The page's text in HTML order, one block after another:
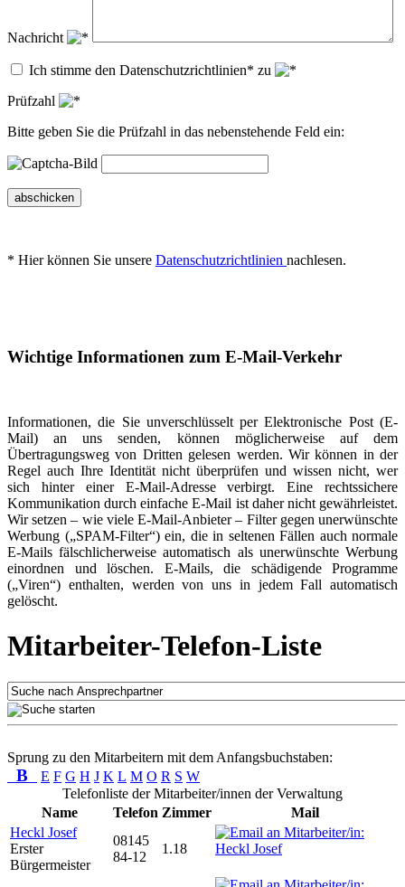
Nachricht
Ich stimme den Datenschutzrichtlinien* zu
Prüfzahl
Bitte geben Sie die Prüfzahl in das nebenstehende Feld ein:
abschicken
* Hier können Sie unsere Datenschutzrichtlinien nachlesen.
Wichtige Informationen zum E-Mail-Verkehr
Informationen, die Sie unverschlüsselt per Elektronische Post (E-
Mail) an uns senden, können möglicherweise auf dem
Übertragungsweg von Dritten gelesen werden. Wir können in der
Regel auch Ihre Identität nicht überprüfen und wissen nicht, wer
sich hinter einer E-Mail-Adresse verbirgt. Eine rechtssichere
Kommunikation durch einfache E-Mail ist daher nicht gewährleistet.
Wir setzen – wie viele E-Mail-Anbieter – Filter gegen unerwünschte
Werbung („SPAM-Filter“) ein, die in seltenen Fällen auch normale
E-Mails fälschlicherweise automatisch als unerwünschte Werbung
einordnen und löschen. E-Mails, die schädigende Programme
(„Viren“) enthalten, werden von uns in jedem Fall automatisch
gelöscht.
Mitarbeiter-Telefon-Liste
Sprung zu den Mitarbeitern mit dem Anfangsbuchstaben:
B E F G H J K L M O R S W
Telefonliste der Mitarbeiter/innen der Verwaltung
Name
Telefon Zimmer
Mail
Heckl Josef
Erster
Bürgermeister
08145
84-12
1.18